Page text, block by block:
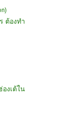
ต้องทำ
งเต้ใน